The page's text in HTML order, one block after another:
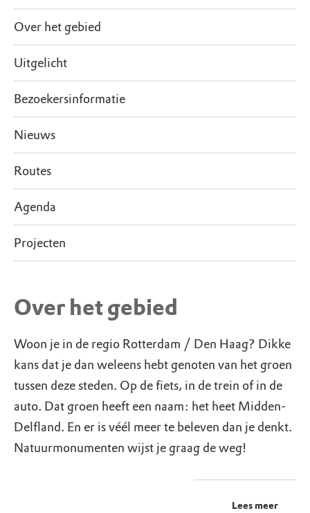
Over het gebied
Uitgelicht
Bezoekersinformatie
Nieuws
Routes
Agenda
Projecten
Over het gebied
Woon je in de regio Rotterdam / Den Haag? Dikke
kans dat je dan weleens hebt genoten van het groen
tussen deze steden. Op de fiets, in de trein of in de
auto. Dat groen heeft een naam: het heet Midden-
Delfland. En er is véél meer te beleven dan je denkt.
Natuurmonumenten wijst je graag de weg!
Lees meer